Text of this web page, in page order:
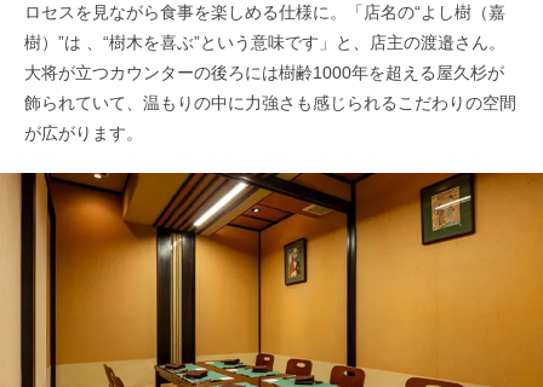
ロセスを見ながら食事を楽しめる仕様に。「店名の“よし樹（嘉
樹）”は 、“樹木を喜ぶ”という意味です」と、店主の渡邉さん。
大将が立つカウンターの後ろには樹齢1000年を超える屋久杉が
飾られていて、温もりの中に力強さも感じられるこだわりの空間
が広がります。